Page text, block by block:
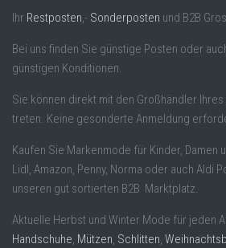
Ihr Restposten,- Sonderposten und B2B
Bei uns finden Sie günstige Posten oder
günstigen Konditionen.
Sie können direkt mit den Großhändler
treten. Keine gesonderte Anmeldung
Kaufen Sie Markenmode für Kinder, Damen
Lidl, Amazon, Penny, Norma oder auch Aldi
unseren gut sortierten B2B Marktplatz.
Aktuelle Herbst und Winter Mode für jeden
Handschuhe, Mützen, Schlitten,